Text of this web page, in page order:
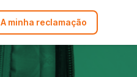
A minha reclamação